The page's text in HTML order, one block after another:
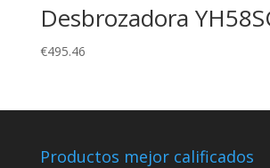
Desbrozadora
€495.46
Productos mejor calificados